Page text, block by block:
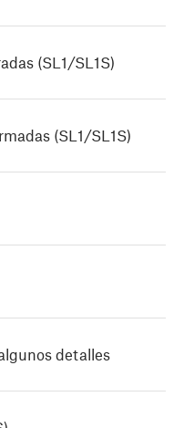
(SL1/SL1S)
(SL1/SL1S)
detalles